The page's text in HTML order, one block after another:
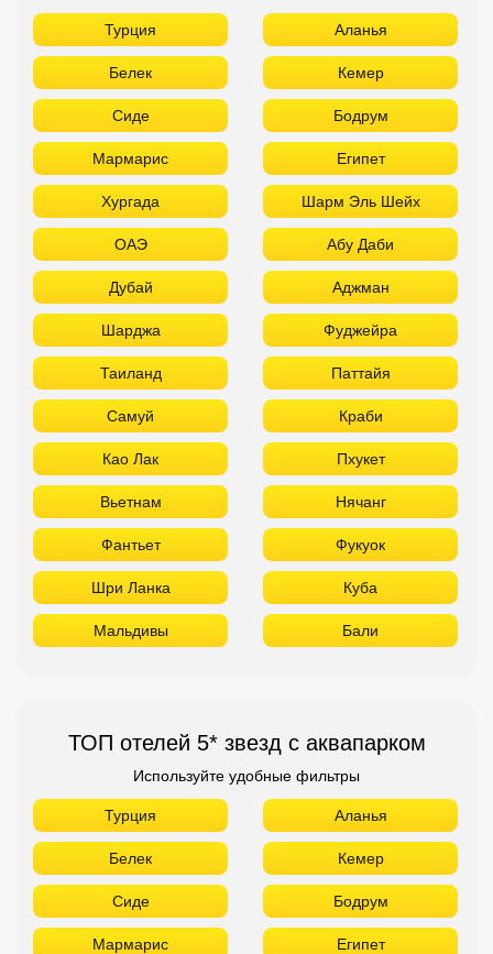
Турция Аланья
Белек Кемер
Сиде Бодрум
Мармарис Египет
Хургада Шарм Эль Шейх
ОАЭ Абу Даби
Дубай Аджман
Шарджа Фуджейра
Таиланд Паттайя
Самуй Краби
Као Лак Пхукет
Вьетнам Нячанг
Фантьет Фукуок
Шри Ланка Куба
Мальдивы Бали
ТОП отелей 5* звезд с аквапарком
Используйте удобные фильтры
Турция Аланья
Белек Кемер
Сиде Бодрум
Мармарис Египет